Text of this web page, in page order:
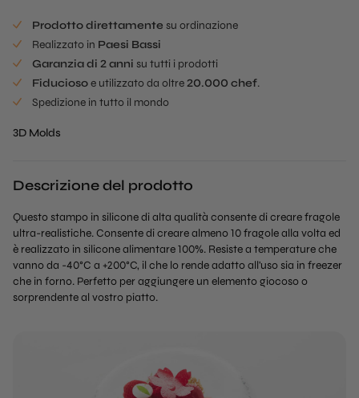
Prodotto direttamente su ordinazione
Realizzato in Paesi Bassi
Garanzia di 2 anni su tutti i prodotti
Fiduciosoe utilizzato da oltre20.000 chef.
Spedizione in tutto il mondo
3D Molds
Descrizione del prodotto
Questo stampo in silicone di alta qualità consente di creare fragole
ultra-realistiche. Consente di creare almeno 10 fragole alla volta ed
è realizzato in silicone alimentare 100%. Resiste a temperature che
vanno da -40°C a +200°C, il che lo rende adatto all'uso sia in freezer
che in forno. Perfetto per aggiungere un elemento giocoso o
sorprendente al vostro piatto.